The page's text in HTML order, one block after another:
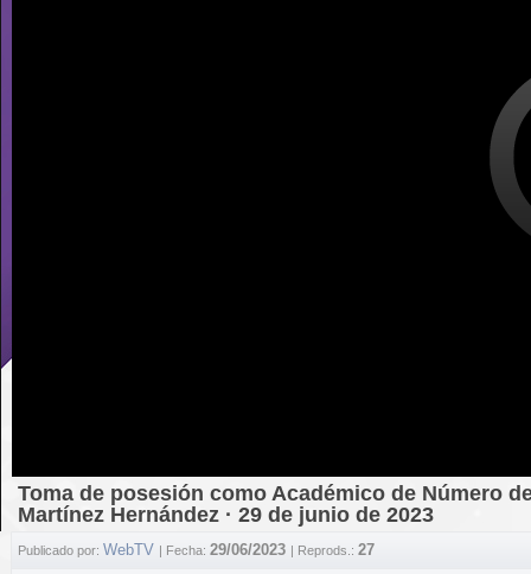
Toma de posesión como Académico de Número
Martínez Hernández · 29 de junio de 2023
Publicado por: WebTV | Fecha: 29/06/2023 | Reprods.: 27